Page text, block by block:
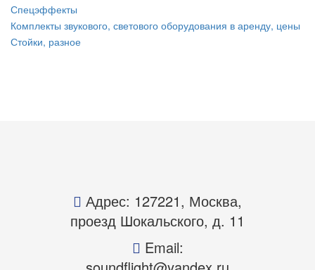
Спецэффекты
Комплекты звукового, светового оборудования в аренду, цены
Стойки, разное
Адрес: 127221, Москва,
проезд Шокальского, д. 11
Email: